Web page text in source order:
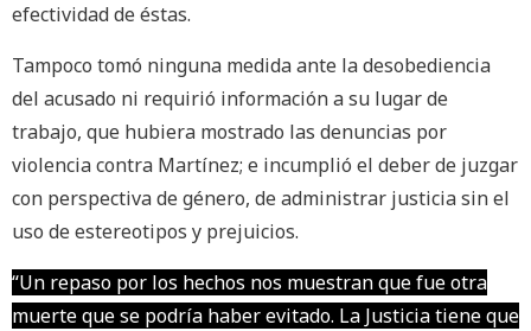
efectividad de éstas.
Tampoco tomó ninguna medida ante la desobediencia
del acusado ni requirió información a su lugar de
trabajo, que hubiera mostrado las denuncias por
violencia contra Martínez; e incumplió el deber de juzgar
con perspectiva de género, de administrar justicia sin el
uso de estereotipos y prejuicios.
“Un repaso por los hechos nos muestran que fue otra
muerte que se podría haber evitado. La Justicia tiene que